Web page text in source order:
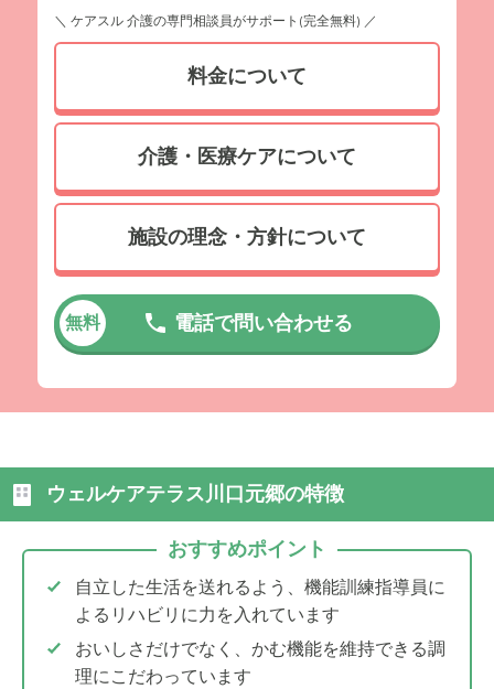
＼ ケアスル 介護の専門相談員がサポート(完全無料) ／
料金について
介護・医療ケアについて
施設の理念・方針について
無料 電話で問い合わせる
ウェルケアテラス川口元郷の特徴
おすすめポイント
自立した生活を送れるよう、機能訓練指導員に
よるリハビリに力を入れています
おいしさだけでなく、かむ機能を維持できる調
理にこだわっています